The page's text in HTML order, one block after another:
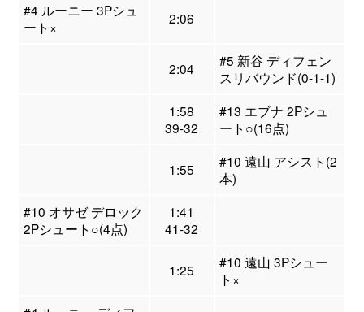
#4 ルーニー 3Pシュ
ート×
2:06
2:04
#5 新谷 ディフェン
スリバウンド(0-1-1)
1:58
39-32
#13 エブナ 2Pシュ
ート○(16点)
1:55
#10 遠山 アシスト(2
本)
#10 オサゼ デロック
2Pシュート○(4点)
1:41
41-32
1:25
#10 遠山 3Pシュー
ト×